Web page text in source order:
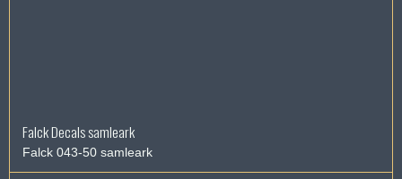
Falck Decals samleark
Falck 043-50 samleark